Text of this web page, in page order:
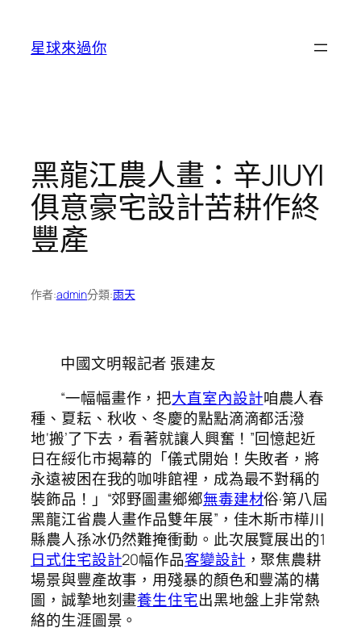
星球來過你
黑龍江農人畫：辛JIUYI
俱意豪宅設計苦耕作終
豐產
作者:admin分類:雨天
中國文明報記者 張建友
“一幅幅畫作，把大直室內設計咱農人春
種、夏耘、秋收、冬慶的點點滴滴都活潑
地‘搬’了下去，看著就讓人興奮！”回憶起近
日在綏化市揭幕的「儀式開始！失敗者，將
永遠被困在我的咖啡館裡，成為最不對稱的
裝飾品！」“郊野圖畫鄉鄉無毒建材俗·第八屆
黑龍江省農人畫作品雙年展”，佳木斯市樺川
縣農人孫冰仍然難掩衝動。此次展覽展出的1
日式住宅設計20幅作品客變設計 ，聚焦農耕
場景與豐產故事，用殘暴的顏色和豐滿的構
圖，誠摯地刻畫養生住宅出黑地盤上非常熱
絡的生涯圖景。